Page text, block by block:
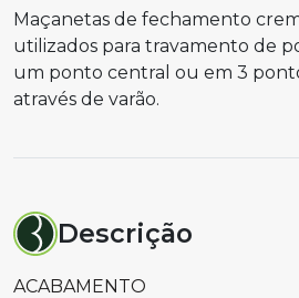
Maçanetas de fechamento
utilizados para travamento de
um ponto central ou em 3
através de varão.
Descrição
ACABAMENTO